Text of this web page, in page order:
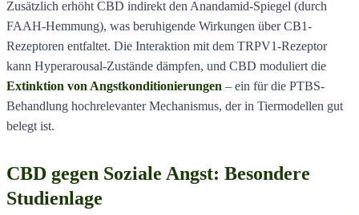
Zusätzlich erhöht CBD indirekt den Anandamid-Spiegel (durch
FAAH-Hemmung), was beruhigende Wirkungen über CB1-
Rezeptoren entfaltet. Die Interaktion mit dem TRPV1-Rezeptor
kann Hyperarousal-Zustände dämpfen, und CBD moduliert die
Extinktion von Angstkonditionierungen – ein für die PTBS-
Behandlung hochrelevanter Mechanismus, der in Tiermodellen gut
belegt ist.
CBD gegen Soziale Angst: Besondere
Studienlage